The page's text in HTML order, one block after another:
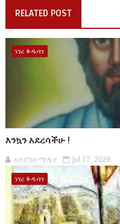
RELATED POST
ነገረ ቅዱሳን
እንኳን አደረሳችሁ !
አትሮንስ ሚዲያ Jul 17, 2026
ነገረ ቅዱሳን